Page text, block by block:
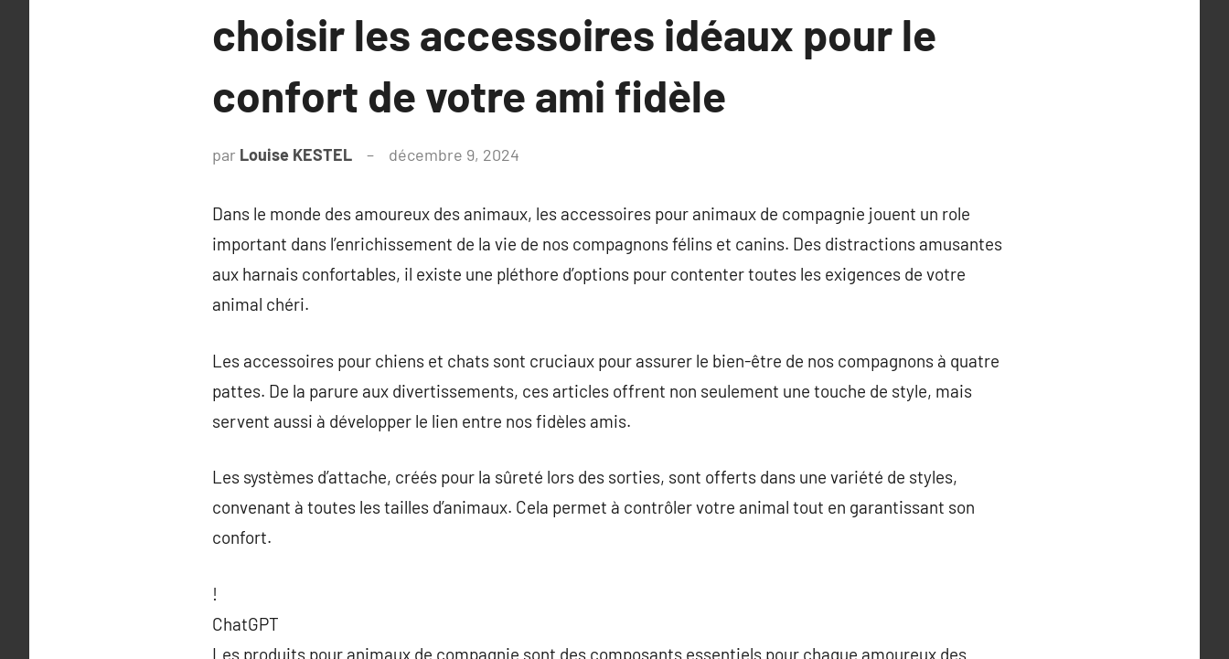
choisir les accessoires idéaux pour le
confort de votre ami fidèle
par Louise KESTEL décembre 9, 2024
Dans le monde des amoureux des animaux, les accessoires pour animaux de compagnie jouent un role
important dans l’enrichissement de la vie de nos compagnons félins et canins. Des distractions amusantes
aux harnais confortables, il existe une pléthore d’options pour contenter toutes les exigences de votre
animal chéri.
Les accessoires pour chiens et chats sont cruciaux pour assurer le bien-être de nos compagnons à quatre
pattes. De la parure aux divertissements, ces articles offrent non seulement une touche de style, mais
servent aussi à développer le lien entre nos fidèles amis.
Les systèmes d’attache, créés pour la sûreté lors des sorties, sont offerts dans une variété de styles,
convenant à toutes les tailles d’animaux. Cela permet à contrôler votre animal tout en garantissant son
confort.
!
ChatGPT
Les produits pour animaux de compagnie sont des composants essentiels pour chaque amoureux des